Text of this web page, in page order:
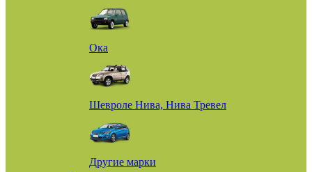
Ока
Шевроле Нива, Нива Тревел
Другие марки